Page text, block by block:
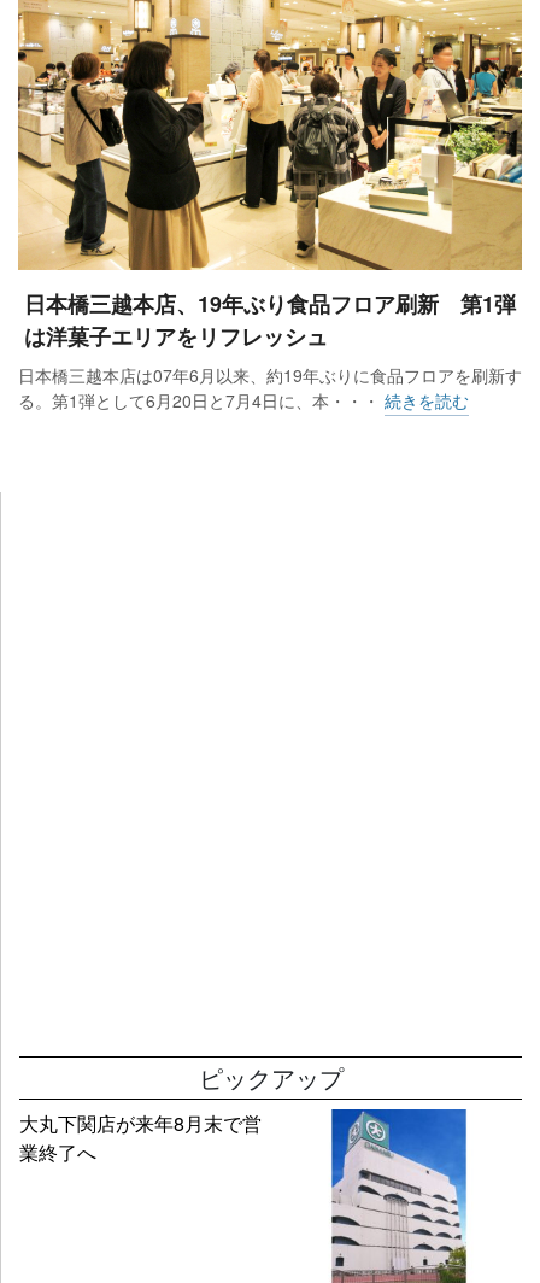
夏祭りの縁日を、東京農業大学は秋の収穫祭で農産物の販売
会などを実施しています。
私どもがインキュベーション・シェアオフィス「アゴラ本厚
木（AGORA Hon-atsugi）」を直営で立ち上げたのは、神奈川
県と連携した取り組みがきっかけでした。
すでに県からは、イノベーション人材交流拠点事業に3年連続
で採択いただきました。アゴラ本厚木がスタートアップを支
援する場として、地域の交流の場となる役割を担えるように
なってきたと受けとめています。アゴラでは起業家の皆さん
が情報交換する会を年間30回以上開き、600名以上の方が参
加。これまでの2年半で34名の起業家がここから誕生しまし
日本橋三越本店、19年ぶり食品フロア刷新 第1弾
は洋菓子エリアをリフレッシュ
日本橋三越本店は07年6月以来、約19年ぶりに食品フロアを刷新す
る。第1弾として6月20日と7月4日に、本・・・ 続きを読む
ピックアップ
大丸下関店が来年8月末で営
業終了へ